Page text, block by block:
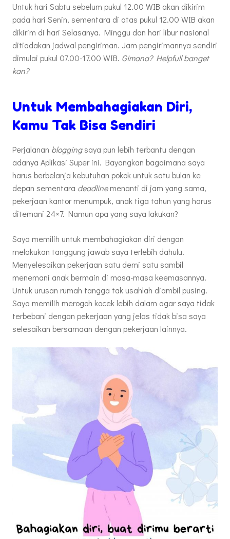
Untuk hari Sabtu sebelum pukul 12.00 WIB akan dikirim
pada hari Senin, sementara di atas pukul 12.00 WIB akan
dikirim di hari Selasanya. Minggu dan hari libur nasional
ditiadakan jadwal pengiriman. Jam pengirimannya sendiri
dimulai pukul 07.00-17.00 WIB. Gimana? Helpfull banget
kan?
Untuk Membahagiakan Diri,
Kamu Tak Bisa Sendiri
Perjalanan bloggingsaya pun lebih terbantu dengan
adanya Aplikasi Super ini. Bayangkan bagaimana saya
harus berbelanja kebutuhan pokok untuk satu bulan ke
depan sementara deadlinemenanti di jam yang sama,
pekerjaan kantor menumpuk, anak tiga tahun yang harus
ditemani 24×7. Namun apa yang saya lakukan?
Saya memilih untuk membahagiakan diri dengan
melakukan tanggung jawab saya terlebih dahulu.
Menyelesaikan pekerjaan satu demi satu sambil
menemani anak bermain di masa-masa keemasannya.
Untuk urusan rumah tangga tak usahlah diambil pusing.
Saya memilih merogoh kocek lebih dalam agar saya tidak
terbebani dengan pekerjaan yang jelas tidak bisa saya
selesaikan bersamaan dengan pekerjaan lainnya.